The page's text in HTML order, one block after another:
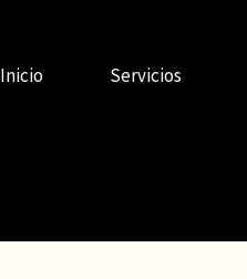
Inicio Servicios